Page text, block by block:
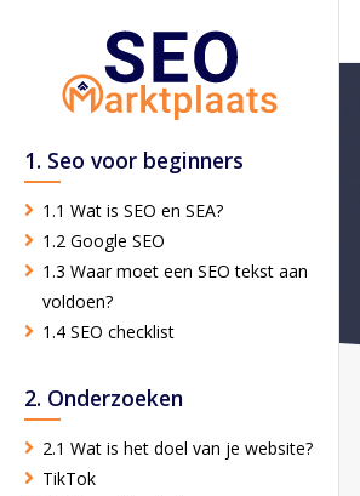
1. Seo voor beginners
1.1 Wat is SEO en SEA?
1.2 Google SEO
1.3 Waar moet een SEO tekst aan
voldoen?
1.4 SEO checklist
2. Onderzoeken
2.1 Wat is het doel van je website?
TikTok